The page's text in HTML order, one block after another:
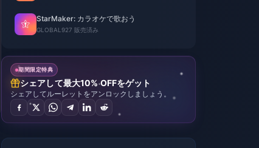
StarMaker: カラオケで歌おう
GLOBAL 927 販売済み
期間限定特典
シェアして最大10% OFFをゲット
シェアしてルーレットをアンロックしましょう。